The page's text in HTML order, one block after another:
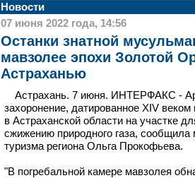
Новости
07 июня 2022 года, 14:56
Останки знатной
мавзолее эпохи Золотой
Астраханью
Астрахань. 7 июня. ИНТЕРФАКС -
захоронение, датированное XIV
в Астраханской области на участке
сжижению природного газа, сообщила
туризма региона Ольга Прокофьева.
"В погребальной камере мавзолея